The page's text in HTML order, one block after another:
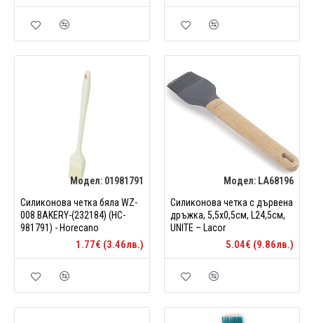
Модел: 01981791
Силиконова четка бяла WZ-
008 BAKERY-(232184) (HC-
981791) - Horecano
1.77€ (3.46лв.)
Модел: LA68196
Силиконова четка с дървена
дръжка, 5,5x0,5см, L24,5см,
UNITE – Lacor
5.04€ (9.86лв.)